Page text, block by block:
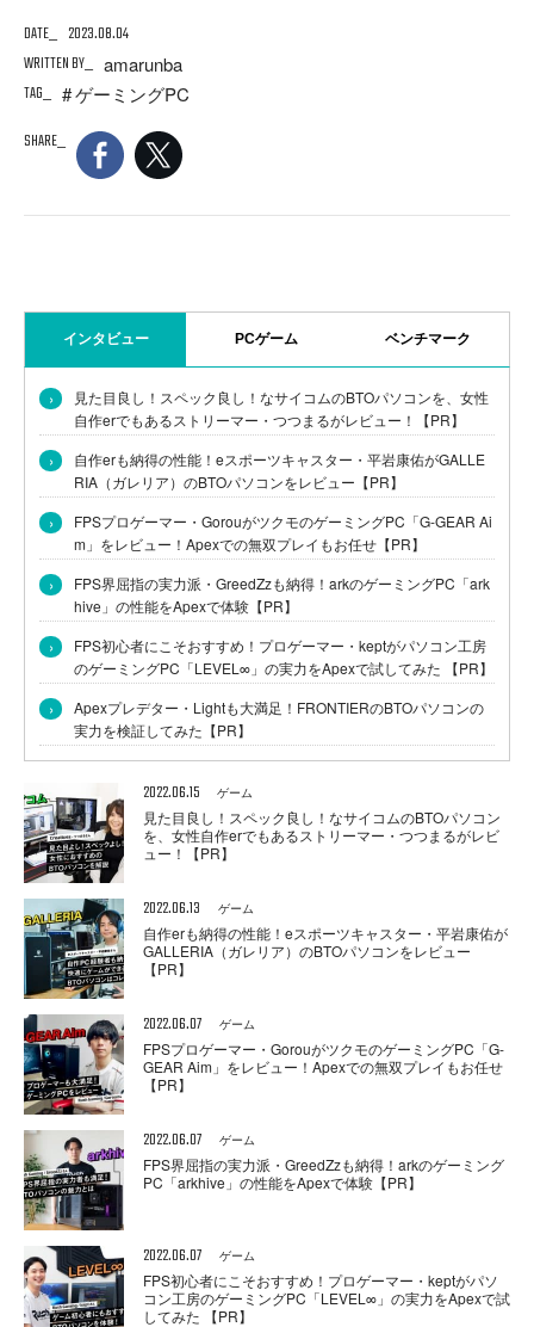
DATE
2023.08.04
WRITTEN BY
amarunba
TAG
ゲーミングPC
SHARE
インタビュー PCゲーム ベンチマーク
›
見た目良し！スペック良し！なサイコムのBTOパソコンを、女性
自作erでもあるストリーマー・つつまるがレビュー！【PR】
›
自作erも納得の性能！eスポーツキャスター・平岩康佑がGALLE
RIA（ガレリア）のBTOパソコンをレビュー【PR】
›
FPSプロゲーマー・GorouがツクモのゲーミングPC「G-GEAR Ai
m」をレビュー！Apexでの無双プレイもお任せ【PR】
›
FPS界屈指の実力派・GreedZzも納得！arkのゲーミングPC「ark
hive」の性能をApexで体験【PR】
›
FPS初心者にこそおすすめ！プロゲーマー・keptがパソコン工房
のゲーミングPC「LEVEL∞」の実力をApexで試してみた 【PR】
›
Apexプレデター・Lightも大満足！FRONTIERのBTOパソコンの
実力を検証してみた【PR】
2022.06.15 ゲーム
見た目良し！スペック良し！なサイコムのBTOパソコン
を、女性自作erでもあるストリーマー・つつまるがレビ
ュー！【PR】
2022.06.13 ゲーム
自作erも納得の性能！eスポーツキャスター・平岩康佑が
GALLERIA（ガレリア）のBTOパソコンをレビュー
【PR】
2022.06.07 ゲーム
FPSプロゲーマー・GorouがツクモのゲーミングPC「G-
GEAR Aim」をレビュー！Apexでの無双プレイもお任せ
【PR】
2022.06.07 ゲーム
FPS界屈指の実力派・GreedZzも納得！arkのゲーミング
PC「arkhive」の性能をApexで体験【PR】
2022.06.07 ゲーム
FPS初心者にこそおすすめ！プロゲーマー・keptがパソ
コン工房のゲーミングPC「LEVEL∞」の実力をApexで試
してみた 【PR】